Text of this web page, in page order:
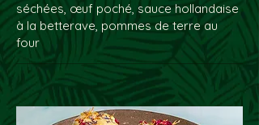
séchées, œuf poché, sauce hollandaise
à la betterave, pommes de terre au
four